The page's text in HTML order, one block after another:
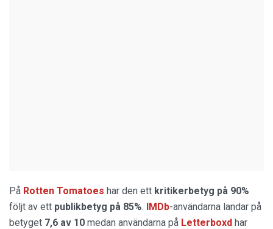
På Rotten Tomatoes har den ett kritikerbetyg på 90%
följt av ett publikbetyg på 85%. IMDb-användarna landar på
betyget 7,6 av 10 medan användarna på Letterboxd har